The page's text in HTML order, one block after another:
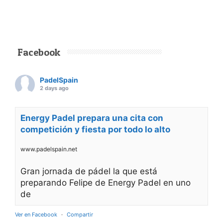
Facebook
PadelSpain
2 days ago
Energy Padel prepara una cita con
competición y fiesta por todo lo alto
www.padelspain.net
Gran jornada de pádel la que está
preparando Felipe de Energy Padel en uno
de
Ver en Facebook · Compartir